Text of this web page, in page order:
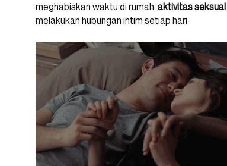
meghabiskan waktu di rumah, aktivitas seksual
melakukan hubungan intim setiap hari.